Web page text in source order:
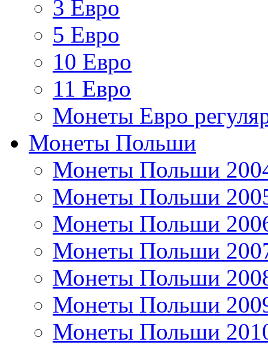
3 Евро
5 Евро
10 Евро
11 Евро
Монеты Евро
Монеты Польши
Монеты Польши
Монеты Польши
Монеты Польши
Монеты Польши
Монеты Польши
Монеты Польши
Монеты Польши